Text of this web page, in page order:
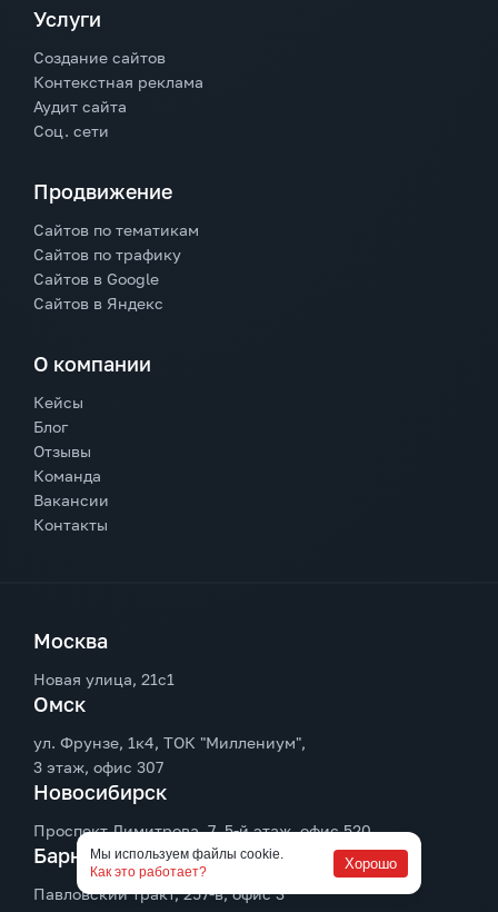
Услуги
Создание сайтов
Контекстная реклама
Аудит сайта
Соц. сети
Продвижение
Сайтов по тематикам
Сайтов по трафику
Сайтов в Google
Сайтов в Яндекс
О компании
Кейсы
Блог
Отзывы
Команда
Вакансии
Контакты
Москва
Новая улица, 21с1
Омск
ул. Фрунзе, 1к4, ТОК "Миллениум",
3 этаж, офис 307
Новосибирск
Проспект Димитрова, 7, 5-й этаж, офис 520
Барнаул
Павловский тракт, 257-в, офис 3
Мы используем файлы cookie.
Как это работает?
Хорошо